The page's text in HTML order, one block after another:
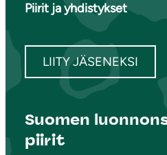
Piirit ja yhdistykset
LIITY JÄSENEKSI
Suomen
piirit